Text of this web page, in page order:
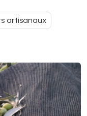
artisanaux